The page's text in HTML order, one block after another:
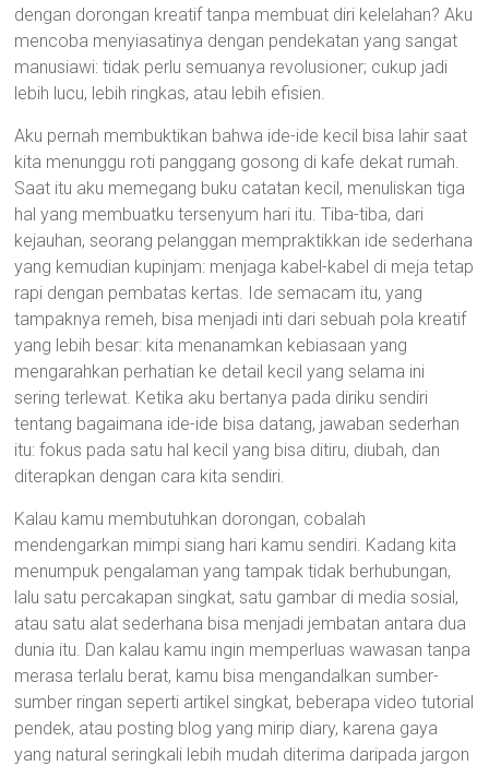
dengan dorongan kreatif tanpa membuat diri kelelahan? Aku
mencoba menyiasatinya dengan pendekatan yang sangat
manusiawi: tidak perlu semuanya revolusioner; cukup jadi
lebih lucu, lebih ringkas, atau lebih efisien.
Aku pernah membuktikan bahwa ide-ide kecil bisa lahir saat
kita menunggu roti panggang gosong di kafe dekat rumah.
Saat itu aku memegang buku catatan kecil, menuliskan tiga
hal yang membuatku tersenyum hari itu. Tiba-tiba, dari
kejauhan, seorang pelanggan mempraktikkan ide sederhana
yang kemudian kupinjam: menjaga kabel-kabel di meja tetap
rapi dengan pembatas kertas. Ide semacam itu, yang
tampaknya remeh, bisa menjadi inti dari sebuah pola kreatif
yang lebih besar: kita menanamkan kebiasaan yang
mengarahkan perhatian ke detail kecil yang selama ini
sering terlewat. Ketika aku bertanya pada diriku sendiri
tentang bagaimana ide-ide bisa datang, jawaban sederhan
itu: fokus pada satu hal kecil yang bisa ditiru, diubah, dan
diterapkan dengan cara kita sendiri.
Kalau kamu membutuhkan dorongan, cobalah
mendengarkan mimpi siang hari kamu sendiri. Kadang kita
menumpuk pengalaman yang tampak tidak berhubungan,
lalu satu percakapan singkat, satu gambar di media sosial,
atau satu alat sederhana bisa menjadi jembatan antara dua
dunia itu. Dan kalau kamu ingin memperluas wawasan tanpa
merasa terlalu berat, kamu bisa mengandalkan sumber-
sumber ringan seperti artikel singkat, beberapa video tutorial
pendek, atau posting blog yang mirip diary, karena gaya
yang natural seringkali lebih mudah diterima daripada jargon